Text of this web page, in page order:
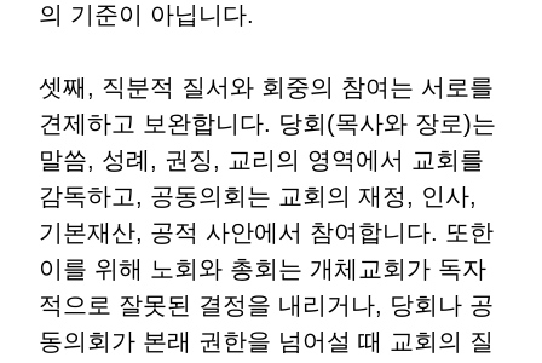
의 기준이 아닙니다.
셋째 , 직분적 질서와 회중의 참여는 서로를
견제하고 보완합니다. 당회 (목사와 장로)는
말씀, 성례 , 권징, 교리의 영역에서 교회를
감독하고, 공동의회는 교회의 재정, 인사,
기본재산, 공적 사안에서 참여합니다. 또한
이를 위해 노회와 총회는 개체교회가 독자
적으로 잘못된 결정을 내리거나, 당회나 공
동의회가 본래 권한을 넘어설 때 교회의 질